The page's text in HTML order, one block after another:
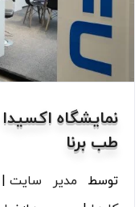
طب برنا
توسط مدیر سایت |